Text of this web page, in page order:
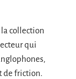
collection
qui
de friction.